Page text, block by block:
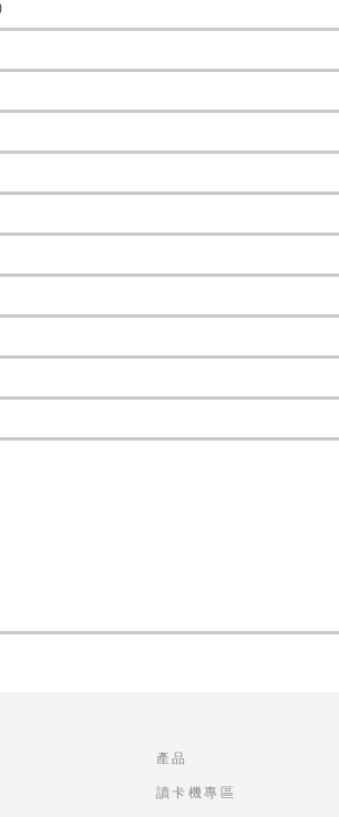
產品
讀卡機專區